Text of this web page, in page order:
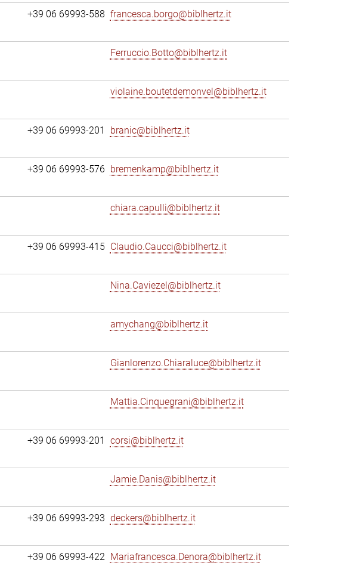
+39 06 69993-588 francesca.borgo@biblhertz.it
Ferruccio.Botto@biblhertz.it
violaine.boutetdemonvel@biblhertz.it
+39 06 69993-201 branic@biblhertz.it
+39 06 69993-576 bremenkamp@biblhertz.it
chiara.capulli@biblhertz.it
+39 06 69993-415 Claudio.Caucci@biblhertz.it
Nina.Caviezel@biblhertz.it
amychang@biblhertz.it
Gianlorenzo.Chiaraluce@biblhertz.it
Mattia.Cinquegrani@biblhertz.it
+39 06 69993-201 corsi@biblhertz.it
Jamie.Danis@biblhertz.it
+39 06 69993-293 deckers@biblhertz.it
+39 06 69993-422 Mariafrancesca.Denora@biblhertz.it